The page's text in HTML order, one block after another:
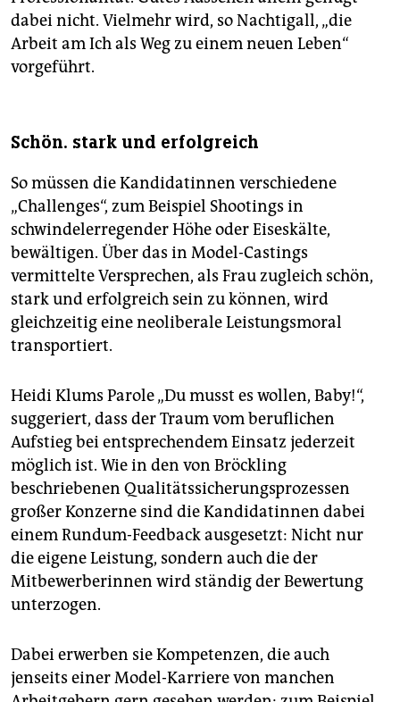
dabei nicht. Vielmehr wird, so Nachtigall, „die
Arbeit am Ich als Weg zu einem neuen Leben“
vorgeführt.
Schön. stark und erfolgreich
So müssen die Kandidatinnen verschiedene
„Challenges“, zum Beispiel Shootings in
schwindelerregender Höhe oder Eiseskälte,
bewältigen. Über das in Model-Castings
vermittelte Versprechen, als Frau zugleich schön,
stark und erfolgreich sein zu können, wird
gleichzeitig eine neoliberale Leistungsmoral
transportiert.
Heidi Klums Parole „Du musst es wollen, Baby!“,
suggeriert, dass der Traum vom beruflichen
Aufstieg bei entsprechendem Einsatz jederzeit
möglich ist. Wie in den von Bröckling
beschriebenen Qualitätssicherungsprozessen
großer Konzerne sind die Kandidatinnen dabei
einem Rundum-Feedback ausgesetzt: Nicht nur
die eigene Leistung, sondern auch die der
Mitbewerberinnen wird ständig der Bewertung
unterzogen.
Dabei erwerben sie Kompetenzen, die auch
jenseits einer Model-Karriere von manchen